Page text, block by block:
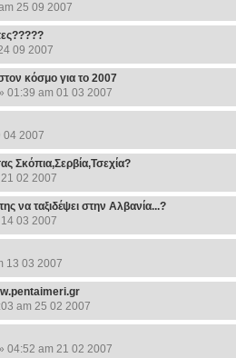
25 09 2007
09 2007
κόσμο για το 2007
01:39 am 01 03 2007
04 2007
Σκόπια,Σερβία,Τσεχία?
02 2007
να ταξιδέψει στην Αλβανία...?
03 2007
13 03 2007
am 25 02 2007
04:52 am 21 02 2007